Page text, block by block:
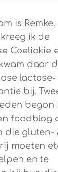
is Remke.
kreeg ik de
Coeliakie
kwam daar
lactose-
bij.
begon
foodblog
die gluten-
moeten
en te